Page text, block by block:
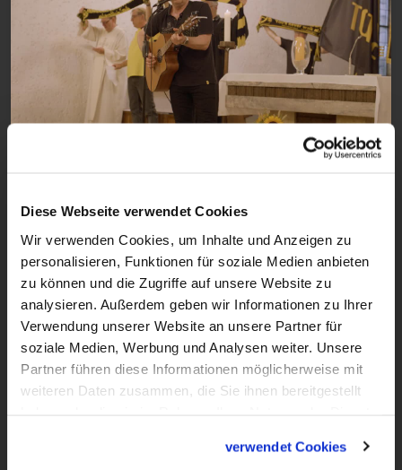
Diese Webseite verwendet Cookies
Wir verwenden Cookies, um Inhalte und Anzeigen zu
personalisieren, Funktionen für soziale Medien anbieten
zu können und die Zugriffe auf unsere Website zu
analysieren. Außerdem geben wir Informationen zu Ihrer
Verwendung unserer Website an unsere Partner für
soziale Medien, Werbung und Analysen weiter. Unsere
Partner führen diese Informationen möglicherweise mit
weiteren Daten zusammen, die Sie ihnen bereitgestellt
verwendet Cookies
31:54
Kirche mal anders - LiboriTV im
Erzbistum Paderborn
Kirche mal anders, das ist das Motto dieser
Folge von LiboriTV. Wir haben uns im
Erzbistum Paderborn umgeschaut nach
kreativen, innovativen Projekten und
Ideen, wie Kirche gelingen und Glaube
gelebt werden kann. Denn Katholische
Sonntagsgottesdienst, sondern noch viel